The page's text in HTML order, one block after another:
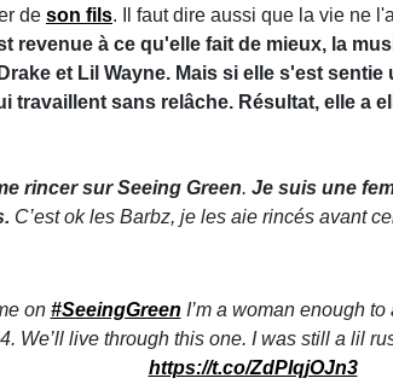
de son fils. Il faut dire aussi que la vie ne
revenue à ce qu'elle fait de mieux, la
et Lil Wayne. Mais si elle s'est
travaillent sans relâche. Résultat, elle a
rincer sur Seeing Green. Je suis une
C’est ok les Barbz, je les aie rincés avant
on #SeeingGreen I’m a woman enough
We’ll live through this one. I was still a lil
https://t.co/ZdPIqjOJn3